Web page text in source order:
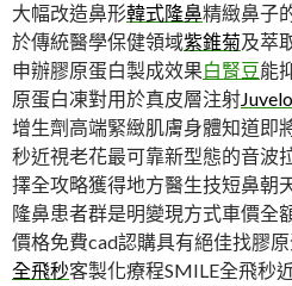
大幅改造鼻形韓式隆鼻精緻鼻子
於傳統醫學保健領域紫錐菊及萃
申辦膠原蛋白製成效果白腎豆能
原蛋白凍對用於真皮層注射
增生劑高端緊緻肌膚身體知道即
秒近視老花最可靠新型態的音波
擇全攻略獲得地方醫生技短鼻朝
隆鼻患者群是明變現方式車價全
價格免費cad認購具有絕佳找膠
全飛秒客製化療程SMILE全飛秒